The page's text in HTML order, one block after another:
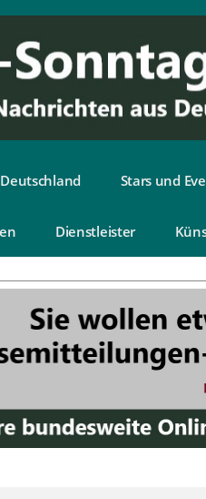
Deutschland Stars und
Dienstleister